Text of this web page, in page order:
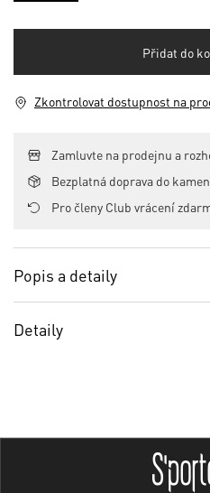
Přidat do
Zkontrolovat dostupnost na
Zamluvte na prodejnu a
Bezplatná doprava do
Pro členy Club vrácení
Popis a detaily
Detaily